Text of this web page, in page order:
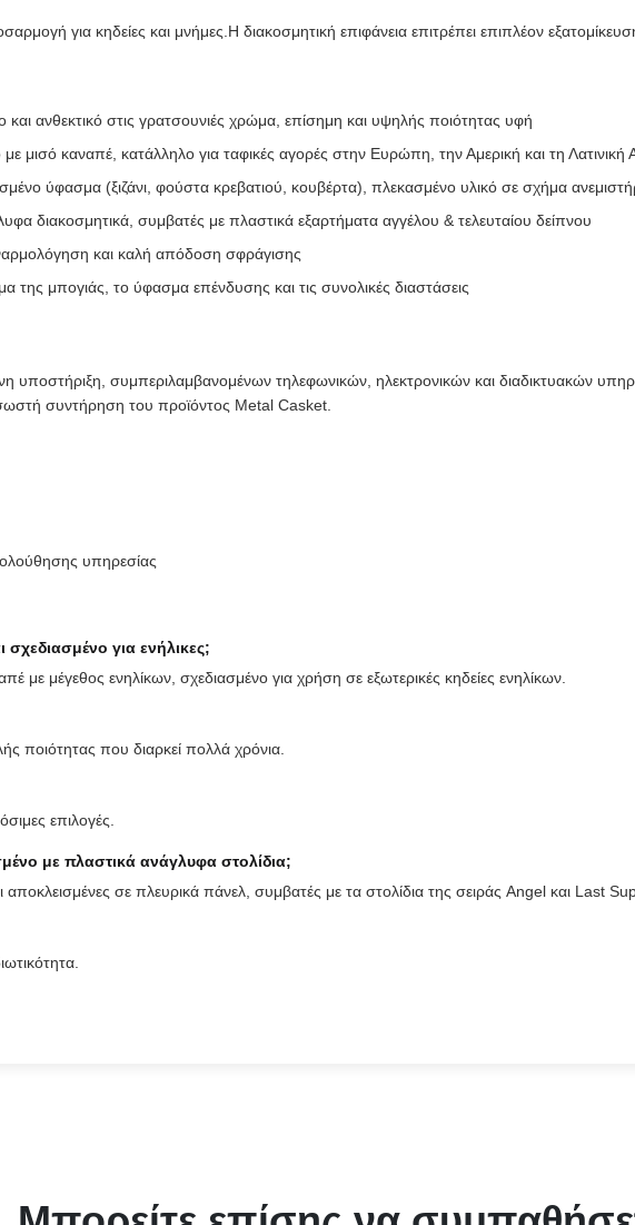
για κηδείες και μνήμες.Η διακοσμητική επιφάνεια επιτρέπει επιπλέον
ανθεκτικό στις γρατσουνιές χρώμα, επίσημη και υψηλής ποιότητας υφή
μισό καναπέ, κατάλληλο για ταφικές αγορές στην Ευρώπη, την Αμερική και τη Λατινική
ύφασμα (ξιζάνι, φούστα κρεβατιού, κουβέρτα), πλεκασμένο υλικό σε σχήμα
διακοσμητικά, συμβατές με πλαστικά εξαρτήματα αγγέλου & τελευταίου δείπνου
και καλή απόδοση σφράγισης
μπογιάς, το ύφασμα επένδυσης και τις συνολικές διαστάσεις
υποστήριξη, συμπεριλαμβανομένων τηλεφωνικών, ηλεκτρονικών και διαδικτυακών
σωστή συντήρηση του προϊόντος Metal Casket.
υπηρεσίας
σχεδιασμένο για ενήλικες;
με μέγεθος ενηλίκων, σχεδιασμένο για χρήση σε εξωτερικές κηδείες ενηλίκων.
ποιότητας που διαρκεί πολλά χρόνια.
επιλογές.
με πλαστικά ανάγλυφα στολίδια;
αποκλεισμένες σε πλευρικά πάνελ, συμβατές με τα στολίδια της σειράς Angel και Last